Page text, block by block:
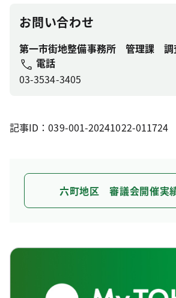
お問い合わせ
第一市街地整備事務所 管理課 調
電話
03-3534-3405
記事ID：039-001-20241022-011724
六町地区 審議会開催実